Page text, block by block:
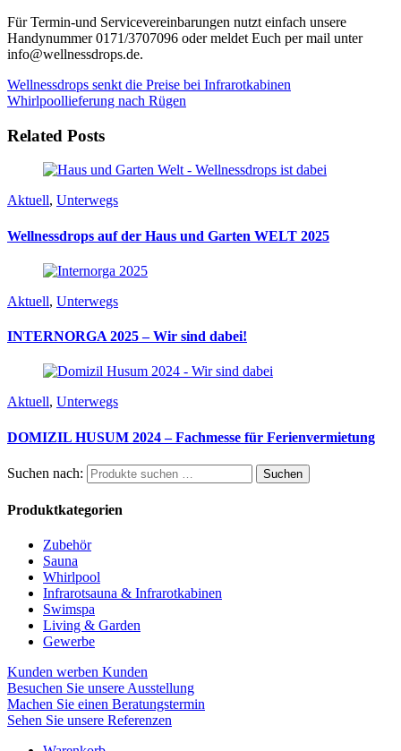
Für Termin-und Servicevereinbarungen nutzt einfach unsere
Handynummer 0171/3707096 oder meldet Euch per mail unter
info@wellnessdrops.de.
Wellnessdrops senkt die Preise bei Infrarotkabinen
Whirlpoollieferung nach Rügen
Related Posts
Aktuell, Unterwegs
Wellnessdrops auf der Haus und Garten WELT 2025
Aktuell, Unterwegs
INTERNORGA 2025 – Wir sind dabei!
Aktuell, Unterwegs
DOMIZIL HUSUM 2024 – Fachmesse für Ferienvermietung
Suchen nach: Suchen
Produktkategorien
Zubehör
Sauna
Whirlpool
Infrarotsauna & Infrarotkabinen
Swimspa
Living & Garden
Gewerbe
Kunden werben Kunden
Besuchen Sie unsere Ausstellung
Machen Sie einen Beratungstermin
Sehen Sie unsere Referenzen